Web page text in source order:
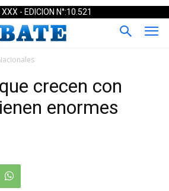
- EDICION N°:10.521
crecen con
enormes